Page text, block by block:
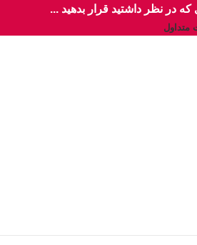
که در نظر داشتید قرار بدهید ...
متداول